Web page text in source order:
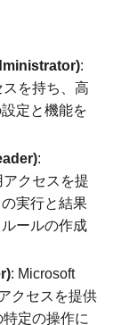
:
を持ち、高
定と機能を
:
クセスを提
実行と結果
ールの作成
: Microsoft
クセスを提供
定の操作に